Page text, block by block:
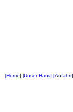
[Home] [Unser Haus] [Anfahrt]